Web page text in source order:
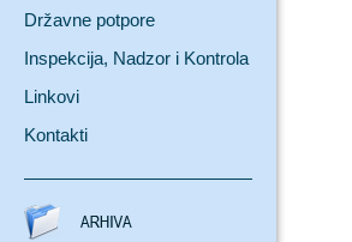
Državne potpore
Inspekcija, Nadzor i Kontrola
Linkovi
Kontakti